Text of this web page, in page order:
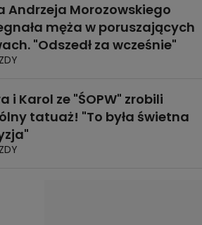
Andrzeja Morozowskiego
męża w poruszających
"Odszedł za wcześnie"
i Karol ze "ŚOPW" zrobili
tatuaż! "To była świetna